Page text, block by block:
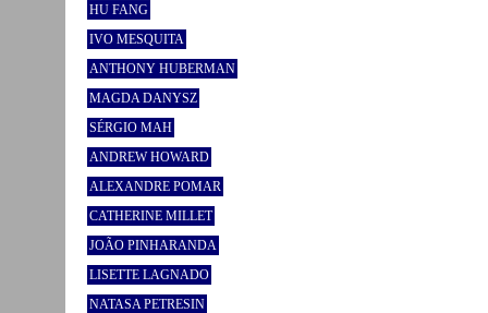
HU FANG
IVO MESQUITA
ANTHONY HUBERMAN
MAGDA DANYSZ
SÉRGIO MAH
ANDREW HOWARD
ALEXANDRE POMAR
CATHERINE MILLET
JOÃO PINHARANDA
LISETTE LAGNADO
NATASA PETRESIN